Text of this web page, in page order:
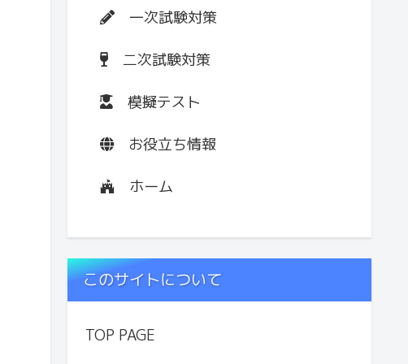
一次試験対策
二次試験対策
模擬テスト
お役立ち情報
ホーム
このサイトについて
TOP PAGE